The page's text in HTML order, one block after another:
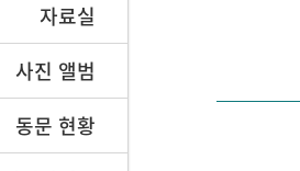
자료실
사진 앨범
동문 현황